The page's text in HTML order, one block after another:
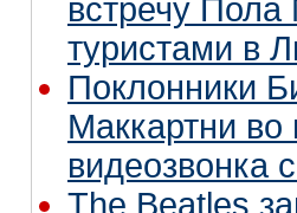
встречу Пола
туристами в
Поклонники
Маккартни во
видеозвонка
The Beatles